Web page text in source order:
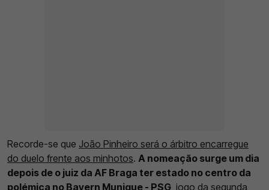
Recorde-se que João Pinheiro será o árbitro encarregue
do duelo frente aos minhotos. A nomeação surge um dia
depois de o juiz da AF Braga ter estado no centro da
polémica no Bayern Munique - PSG , jogo da segunda